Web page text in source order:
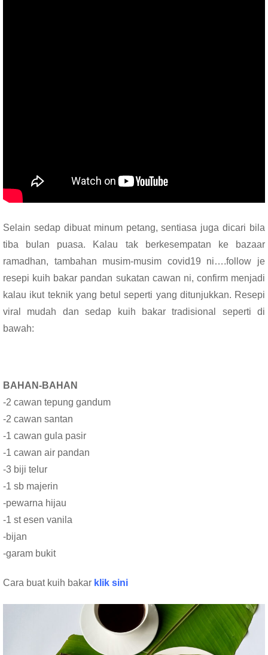
Selain sedap dibuat minum petang, sentiasa juga dicari bila
tiba bulan puasa. Kalau tak berkesempatan ke bazaar
ramadhan, tambahan musim-musim covid19 ni….follow je
resepi kuih bakar pandan sukatan cawan ni, confirm menjadi
kalau ikut teknik yang betul seperti yang ditunjukkan. Resepi
viral mudah dan sedap kuih bakar tradisional seperti di
bawah:
BAHAN-BAHAN
-2 cawan tepung gandum
-2 cawan santan
-1 cawan gula pasir
-1 cawan air pandan
-3 biji telur
-1 sb majerin
-pewarna hijau
-1 st esen vanila
-bijan
-garam bukit
Cara buat kuih bakar klik sini